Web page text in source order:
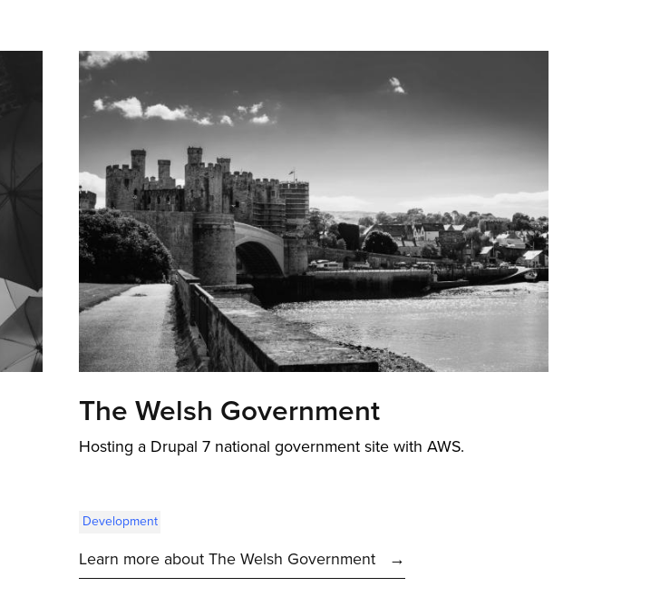
The Welsh Government
Hosting a Drupal 7 national government site with AWS.
Development
Learn more about The Welsh Government